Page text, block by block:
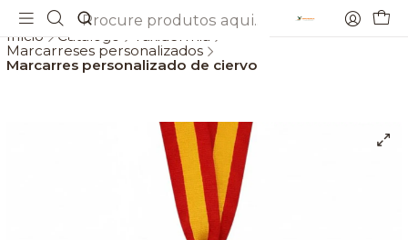
Início Catálogo
Marcarreses personalizados
Marcarres personalizado de ciervo